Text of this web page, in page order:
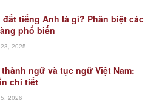
đất tiếng Anh là gì? Phân biệt các
phổ biến
2025
ngữ và tục ngữ Việt Nam:
chi tiết
2026